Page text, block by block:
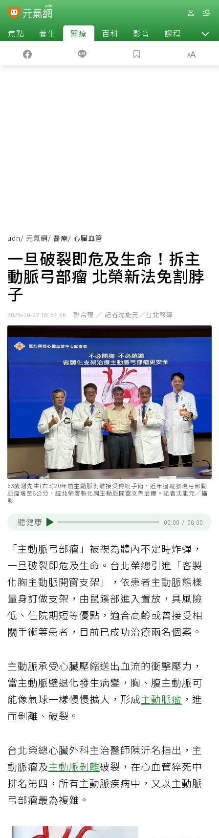
焦點 養生 醫療 百科 影音 課程 退休
udn/ 元氣網/ 醫療/ 心臟血管
一旦破裂即危及生命！拆主
動脈弓部瘤 北榮新法免割脖
子
2025-10-22 09:54:56 聯合報 ／ 記者沈能元／台北報導
63歲謝先生(右3)20年前主動脈剝離接受傳統手術，近年追蹤發現弓部動
脈瘤增至8公分，經北榮客製化胸主動脈開窗支架治療。記者沈能元／攝
影
聽健康 00:00 / 00:00
「主動脈弓部瘤」被視為體內不定時炸彈，
一旦破裂即危及生命。台北榮總引進「客製
化胸主動脈開窗支架」，依患者主動脈態樣
量身訂做支架，由鼠蹊部進入置放，具風險
低、住院期短等優點，適合高齡或曾接受相
關手術等患者，目前已成功治療兩名個案。
主動脈承受心臟壓縮送出血流的衝擊壓力，
當主動脈壁退化發生病變，胸、腹主動脈可
能像氣球一樣慢慢擴大，形成主動脈瘤 ，進
而剝離、破裂。
台北榮總心臟外科主治醫師陳沂名指出，主
動脈瘤及主動脈剝離破裂，在心血管猝死中
排名第四，所有主動脈疾病中，又以主動脈
弓部瘤最為複雜。